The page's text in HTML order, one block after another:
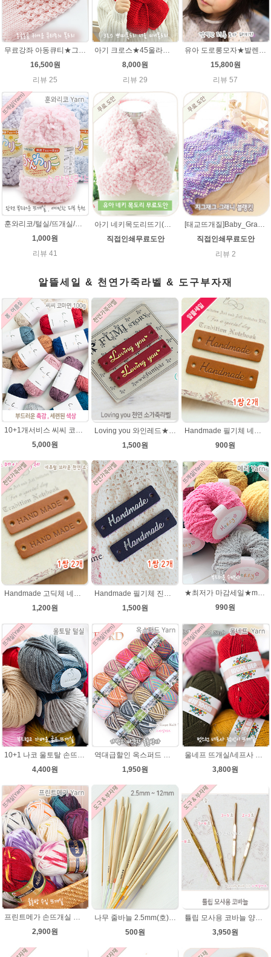
무료강좌 아동큐티★그레이스메리노울 뜨개실 유아목도리뜨기 뜨개질
16,500원
리뷰 25
아기 크로스★45울라인 목도리뜨기 쁘띠목도리 너음 미니목도리
8,000원
리뷰 29
유아 도로롱모자★발렌타인울 루피망고스타일 모자뜨개질
15,800원
리뷰 57
훈와리코/털실/뜨개실/뜨개질실/손뜨개실/목도리털실/뜨게실/뜨게질/손뜨개질실
1,000원
리뷰 41
직접인쇄무료도안
직접인쇄무료도안
리뷰 2
알뜰세일 & 천연가죽라벨 & 도구부자재
5,000원
Loving you 와인레드★금박 천연 소가죽라벨 러빙유
1,500원
Handmade 필기체 네츄럴브라운 천연 소가죽라벨 목도리 핸드메이드라벨
900원
1,200원
1,500원
990원
10+1 나코 울토탈 손뜨개 뜨개질 굵은뜨개실 나코메가 굵은털실(털실,뜨개질실) 동대문 뜨게실
4,400원
역대급할인 옥스퍼드 나염뜨개실 털실
1,950원
울네프 뜨개실/네프사 가볍고 부드러운 뜨개실
3,800원
프린트메가 손뜨개실 모자뜨기 뜨개질 목도리털실 뜨개실
2,900원
나무 줄바늘 2.5mm(호)~12mm(호) 대바늘 나무바늘 뜨개용품 뜨개도구
500원
튤립 모사용 코바늘 양코바늘 튤립코바늘
3,950원